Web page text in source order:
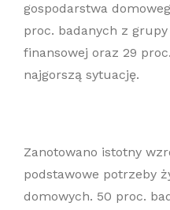
gospodarstwa
proc. badanych z
finansowej oraz 29
najgorszą sytuację.
Zanotowano istotny
podstawowe potrzeby
domowych. 50 proc.